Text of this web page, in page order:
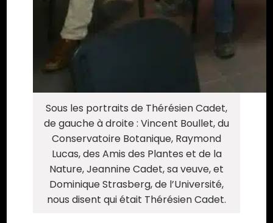
Sous les portraits de Thérésien Cadet,
de gauche à droite : Vincent Boullet, du
Conservatoire Botanique, Raymond
Lucas, des Amis des Plantes et de la
Nature, Jeannine Cadet, sa veuve, et
Dominique Strasberg, de l’Université,
nous disent qui était Thérésien Cadet.